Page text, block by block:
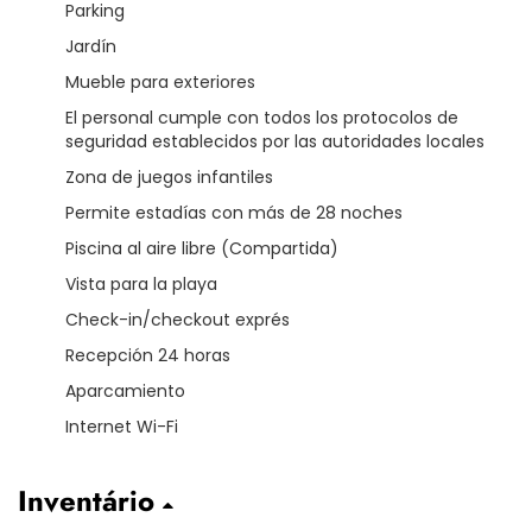
Parking
Jardín
Mueble para exteriores
El personal cumple con todos los protocolos de
seguridad establecidos por las autoridades locales
Zona de juegos infantiles
Permite estadías con más de 28 noches
Piscina al aire libre (Compartida)
Vista para la playa
Check-in/checkout exprés
Recepción 24 horas
Aparcamiento
Internet Wi-Fi
Inventário